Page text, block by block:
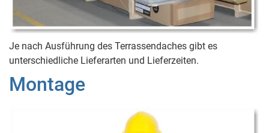
Je nach Ausführung des Terrassendaches gibt es
unterschiedliche Lieferarten und Lieferzeiten.
Montage